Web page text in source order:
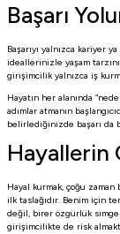
Başarı
Başarıyı yalnızca kariyer
ideallerinizle yaşam
girişimcilik yalnızca iş
Hayatın her alanında
adımlar atmanın
belirlediğinizde başarı da
Hayallerin
Hayal kurmak, çoğu
ilk taslağıdır. Benim için
değil, birer özgürlük
girişimcilikte de risk